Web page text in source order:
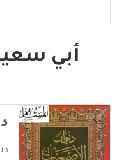
أبي